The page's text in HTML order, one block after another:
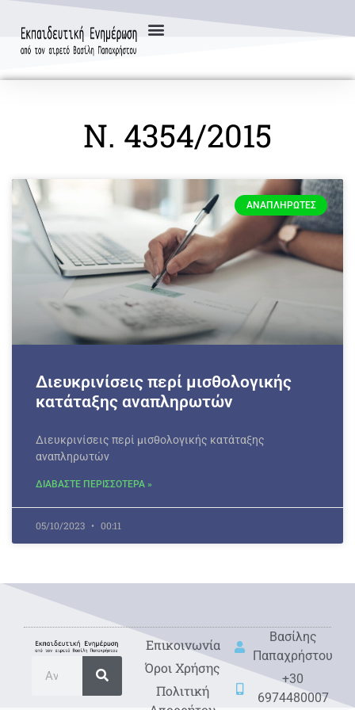
Ν. 4354/2015
ΑΝΑΠΛΗΡΩΤΈΣ
Διευκρινίσεις περί μισθολογικής
κατάταξης αναπληρωτών
Διευκρινίσεις περί μισθολογικής κατάταξης
αναπληρωτών
ΔΙΑΒΑΣΤΕ ΠΕΡΙΣΣΟΤΕΡΑ »
05/10/2023 00:11
Eπικοινωνία
Όροι Χρήσης
Πολιτική
Βασίλης
Παπαχρήστου
+30
6974480007